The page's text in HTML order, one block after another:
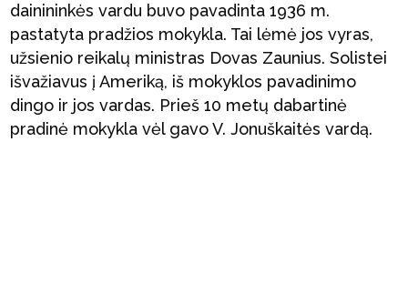
dainininkės vardu buvo pavadinta 1936 m.
pastatyta pradžios mokykla. Tai lėmė jos vyras,
užsienio reikalų ministras Dovas Zaunius. Solistei
išvažiavus į Ameriką, iš mokyklos pavadinimo
dingo ir jos vardas. Prieš 10 metų dabartinė
pradinė mokykla vėl gavo V. Jonuškaitės vardą.